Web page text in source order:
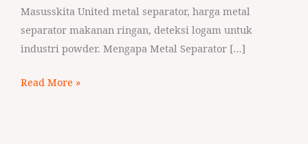
Masusskita United metal separator, harga metal
separator makanan ringan, deteksi logam untuk
industri powder. Mengapa Metal Separator […]
Read More »